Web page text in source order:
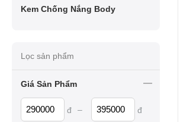
Kem Chống Nắng Body
Lọc sản phẩm
Giá Sản Phẩm
đ – đ